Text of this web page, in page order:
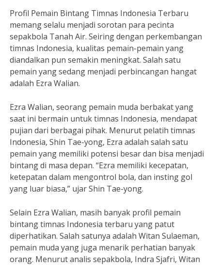
Profil Pemain Bintang Timnas Indonesia Terbaru
memang selalu menjadi sorotan para pecinta
sepakbola Tanah Air. Seiring dengan perkembangan
timnas Indonesia, kualitas pemain-pemain yang
diandalkan pun semakin meningkat. Salah satu
pemain yang sedang menjadi perbincangan hangat
adalah Ezra Walian.
Ezra Walian, seorang pemain muda berbakat yang
saat ini bermain untuk timnas Indonesia, mendapat
pujian dari berbagai pihak. Menurut pelatih timnas
Indonesia, Shin Tae-yong, Ezra adalah salah satu
pemain yang memiliki potensi besar dan bisa menjadi
bintang di masa depan. “Ezra memiliki kecepatan,
ketepatan dalam mengontrol bola, dan insting gol
yang luar biasa,” ujar Shin Tae-yong.
Selain Ezra Walian, masih banyak profil pemain
bintang timnas Indonesia terbaru yang patut
diperhatikan. Salah satunya adalah Witan Sulaeman,
pemain muda yang juga menarik perhatian banyak
orang. Menurut analis sepakbola, Indra Sjafri, Witan